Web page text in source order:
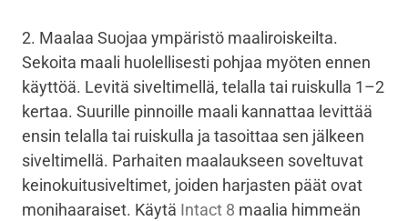
2. Maalaa Suojaa ympäristö maaliroiskeilta.
Sekoita maali huolellisesti pohjaa myöten ennen
käyttöä. Levitä siveltimellä, telalla tai ruiskulla 1–2
kertaa. Suurille pinnoille maali kannattaa levittää
ensin telalla tai ruiskulla ja tasoittaa sen jälkeen
siveltimellä. Parhaiten maalaukseen soveltuvat
keinokuitusiveltimet, joiden harjasten päät ovat
monihaaraiset. Käytä Intact 8 maalia himmeän